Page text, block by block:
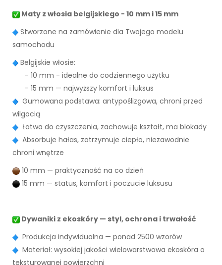
Maty z włosia belgijskiego - 10 mm i 15 mm
Stworzone na zamówienie dla Twojego modelu
samochodu
Belgijskie włosie:
– 10 mm - idealne do codziennego użytku
– 15 mm — najwyższy komfort i luksus
Gumowana podstawa: antypoślizgowa, chroni przed
wilgocią
Łatwa do czyszczenia, zachowuje kształt, ma blokady
Absorbuje hałas, zatrzymuje ciepło, niezawodnie
chroni wnętrze
10 mm — praktyczność na co dzień
15 mm — status, komfort i poczucie luksusu
Dywaniki z ekoskóry — styl, ochrona i trwałość
Produkcja indywidualna — ponad 2500 wzorów
Materiał: wysokiej jakości wielowarstwowa ekoskóra o
teksturowanej powierzchni